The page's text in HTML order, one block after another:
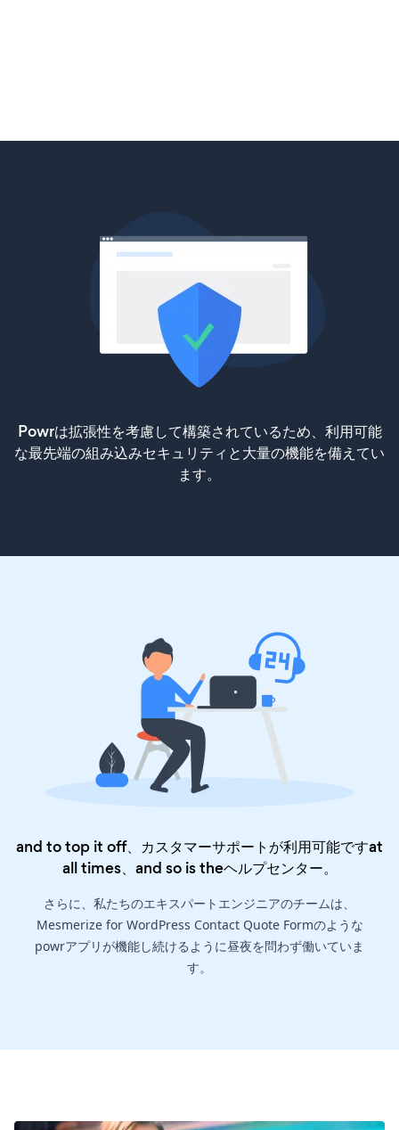
Powrは拡張性を考慮して構築されているため、利用可能
な最先端の組み込みセキュリティと大量の機能を備えてい
ます。
and to top it off、カスタマーサポートが利用可能ですat
all times、and so is theヘルプセンター。
さらに、私たちのエキスパートエンジニアのチームは、
Mesmerize for WordPress Contact Quote Formのような
powrアプリが機能し続けるように昼夜を問わず働いていま
す。